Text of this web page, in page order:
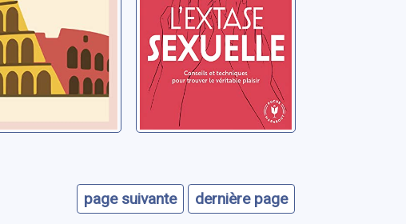
véritable plaisir
page suivante dernière page